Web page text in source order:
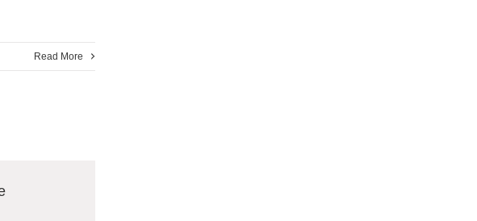
Read More